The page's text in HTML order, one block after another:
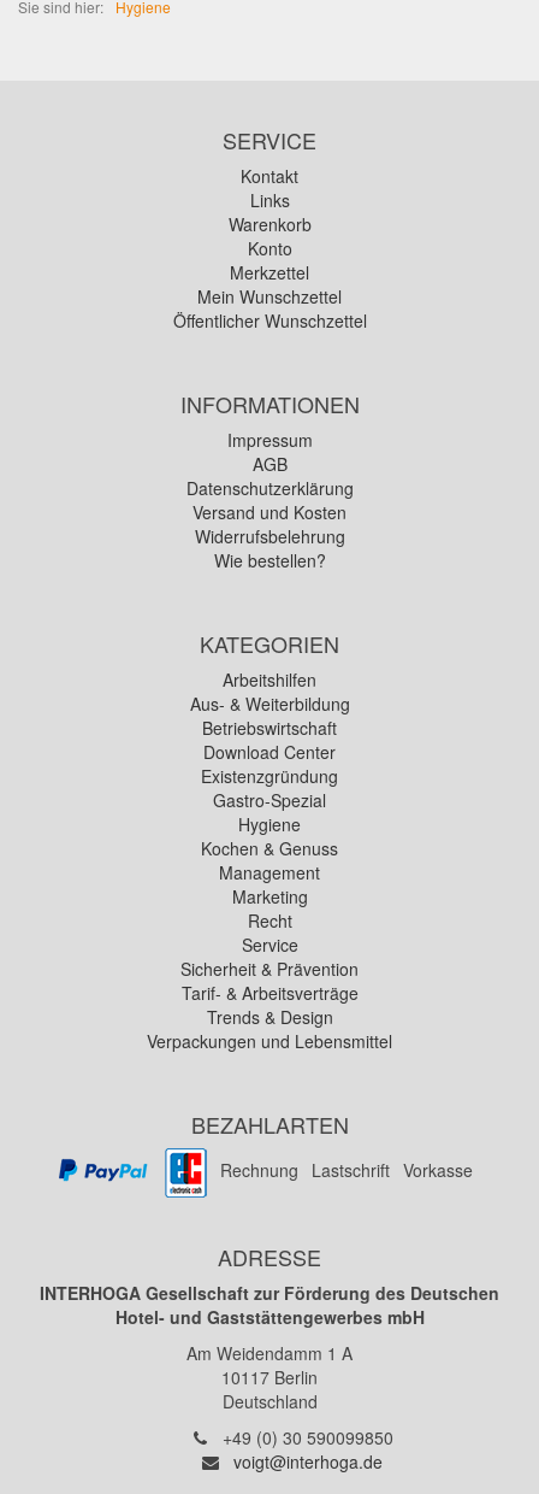
Sie sind hier: Hygiene
SERVICE
Kontakt
Links
Warenkorb
Konto
Merkzettel
Mein Wunschzettel
Öffentlicher Wunschzettel
INFORMATIONEN
Impressum
AGB
Datenschutzerklärung
Versand und Kosten
Widerrufsbelehrung
Wie bestellen?
KATEGORIEN
Arbeitshilfen
Aus- & Weiterbildung
Betriebswirtschaft
Download Center
Existenzgründung
Gastro-Spezial
Hygiene
Kochen & Genuss
Management
Marketing
Recht
Service
Sicherheit & Prävention
Tarif- & Arbeitsverträge
Trends & Design
Verpackungen und Lebensmittel
BEZAHLARTEN
Rechnung Lastschrift Vorkasse
ADRESSE
INTERHOGA Gesellschaft zur Förderung des Deutschen
Hotel- und Gaststättengewerbes mbH
Am Weidendamm 1 A
10117 Berlin
Deutschland
Telefon:
+49 (0) 30 590099850
E-
voigt@interhoga.de